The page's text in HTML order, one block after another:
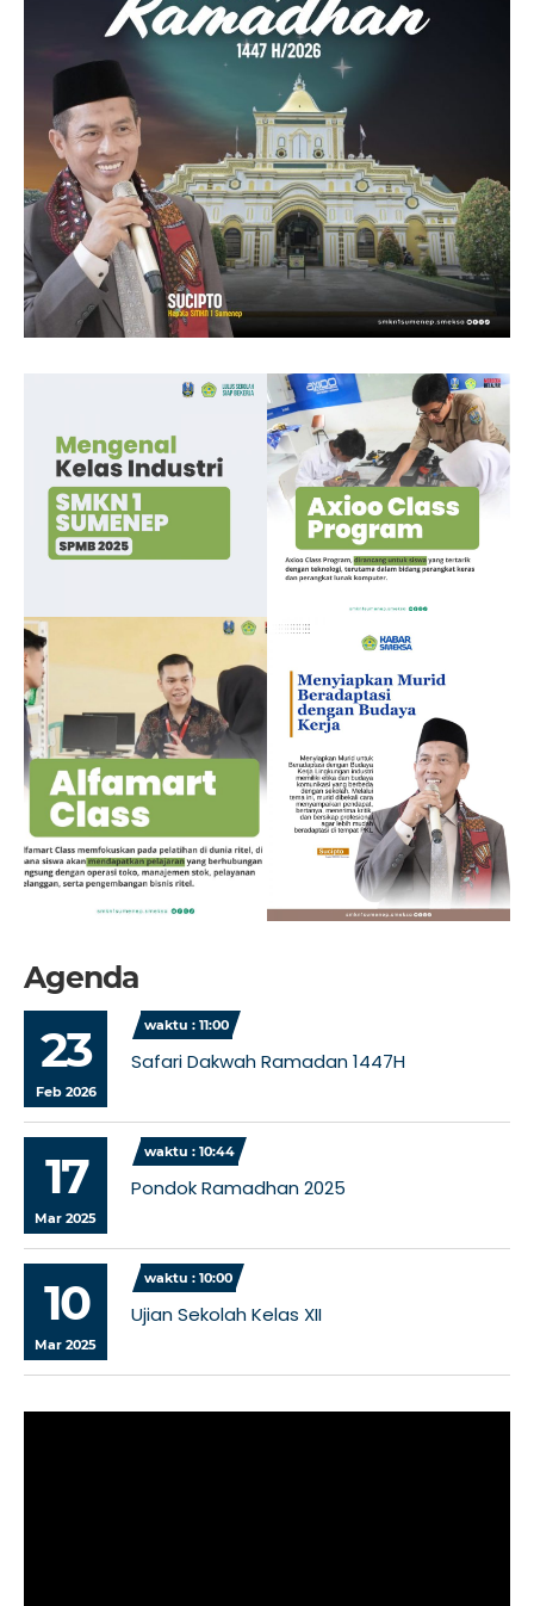
Agenda
23
Feb 2026
waktu : 11:00
Safari Dakwah Ramadan 1447H
17
Mar 2025
waktu : 10:44
Pondok Ramadhan 2025
10
Mar 2025
waktu : 10:00
Ujian Sekolah Kelas XII